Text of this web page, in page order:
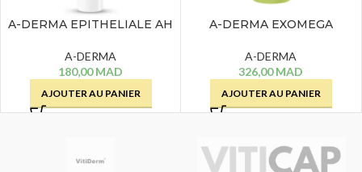
A-DERMA EPITHELIALE AH
A-DERMA
180,00MAD
AJOUTER AU PANIER
A-DERMA EXOMEGA
EMOLLIENTE – 200 ML
A-DERMA
326,00MAD
AJOUTER AU PANIER